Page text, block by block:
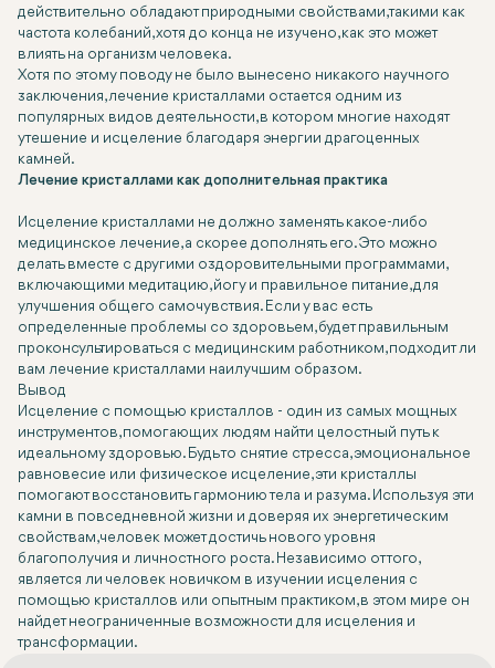
действительно обладают природными свойствами, такими как
частота колебаний, хотя до конца не изучено, как это может
влиять на организм человека.
Хотя по этому поводу не было вынесено никакого научного
заключения, лечение кристаллами остается одним из
популярных видов деятельности, в котором многие находят
утешение и исцеление благодаря энергии драгоценных
камней.
Лечение кристаллами как дополнительная практика
Исцеление кристаллами не должно заменять какое-либо
медицинское лечение, а скорее дополнять его. Это можно
делать вместе с другими оздоровительными программами,
включающими медитацию, йогу и правильное питание, для
улучшения общего самочувствия. Если у вас есть
определенные проблемы со здоровьем, будет правильным
проконсультироваться с медицинским работником, подходит ли
вам лечение кристаллами наилучшим образом.
Вывод
Исцеление с помощью кристаллов - один из самых мощных
инструментов, помогающих людям найти целостный путь к
идеальному здоровью. Будь то снятие стресса, эмоциональное
равновесие или физическое исцеление, эти кристаллы
помогают восстановить гармонию тела и разума. Используя эти
камни в повседневной жизни и доверяя их энергетическим
свойствам, человек может достичь нового уровня
благополучия и личностного роста. Независимо от того,
является ли человек новичком в изучении исцеления с
помощью кристаллов или опытным практиком, в этом мире он
найдет неограниченные возможности для исцеления и
трансформации.